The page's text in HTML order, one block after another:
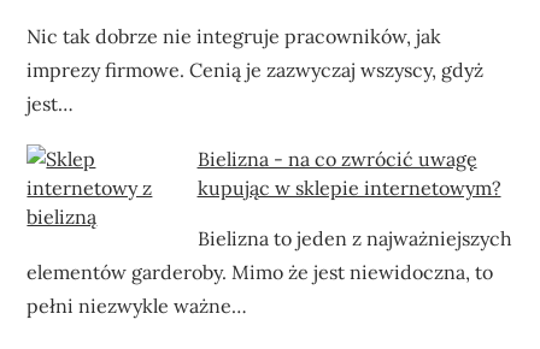
Nic tak dobrze nie integruje pracowników, jak
imprezy firmowe. Cenią je zazwyczaj wszyscy, gdyż
jest…
Bielizna - na co zwrócić uwagę
kupując w sklepie internetowym?
Bielizna to jeden z najważniejszych
elementów garderoby. Mimo że jest niewidoczna, to
pełni niezwykle ważne…